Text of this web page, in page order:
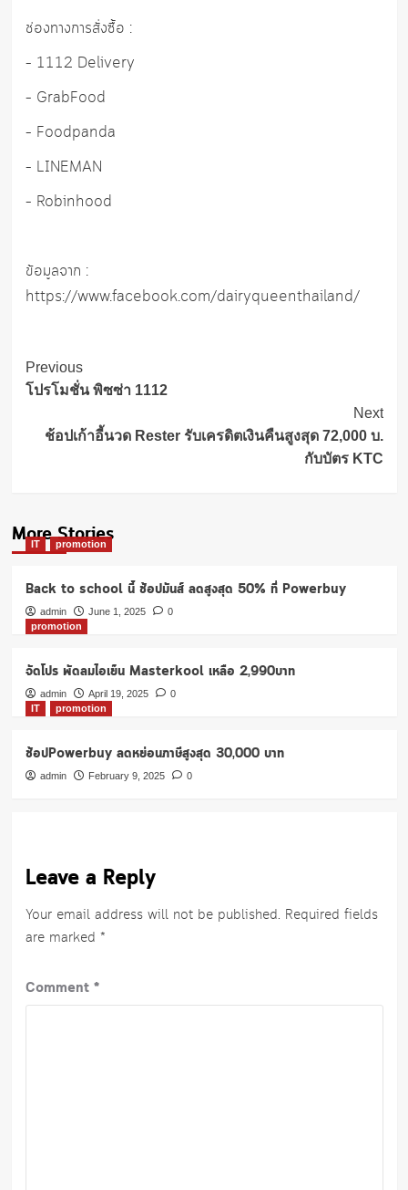
ช่องทางการสั่งซื้อ :
– 1112 Delivery
– GrabFood
– Foodpanda
– LINEMAN
– Robinhood
ข้อมูลจาก :
https://www.facebook.com/dairyqueenthailand/
Post
Navigation
Previous
โปรโมชั่น พิซซ่า 1112
Next
ช้อปเก้าอี้นวด Rester รับเครดิตเงินคืนสูงสุด 72,000 บ.
กับบัตร KTC
More Stories
IT promotion
Back to school นี้ ช้อปมันส์ ลดสูงสุด 50% ที่ Powerbuy
admin June 1, 2025
0
promotion
จัดโปร พัดลมไอเย็น Masterkool เหลือ 2,990บาท
admin April 19, 2025
0
IT
promotion
ช้อปPowerbuy ลดหย่อนภาษีสูงสุด 30,000 บาท
admin February 9, 2025 0
Leave a Reply
Your email address will not be published. Required fields
are marked *
Comment *